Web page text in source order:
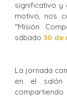
significativo y
motivo, nos
“Misión
sábado 30 de
La jornada
en el salón